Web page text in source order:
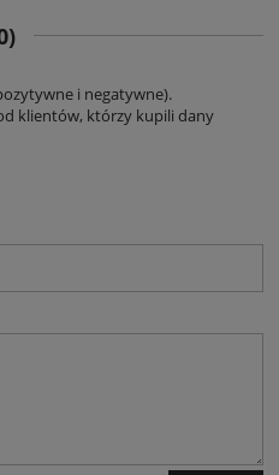
i negatywne).
klientów, którzy kupili dany